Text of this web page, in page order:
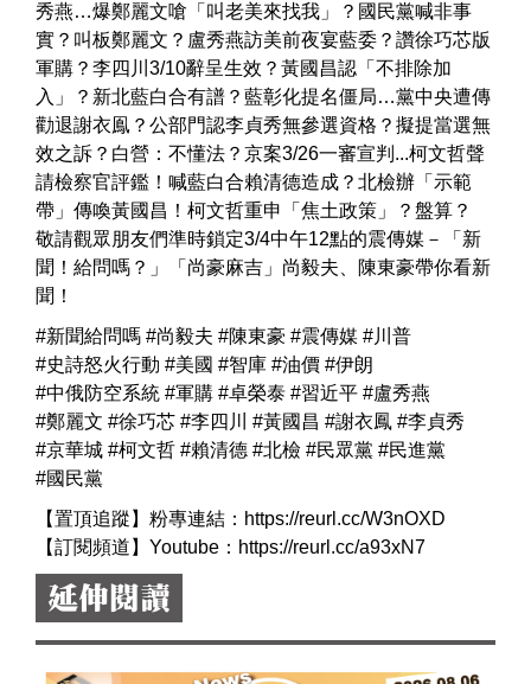
秀燕…爆鄭麗文嗆「叫老美來找我」？國民黨喊非事
實？叫板鄭麗文？盧秀燕訪美前夜宴藍委？讚徐巧芯版
軍購？李四川3/10辭呈生效？黃國昌認「不排除加
入」？新北藍白合有譜？藍彰化提名僵局…黨中央遭傳
勸退謝衣鳯？公部門認李貞秀無參選資格？擬提當選無
效之訴？白營：不懂法？京案3/26一審宣判...柯文哲聲
請檢察官評鑑！喊藍白合賴清德造成？北檢辦「示範
帶」傳喚黃國昌！柯文哲重申「焦土政策」？盤算？
敬請觀眾朋友們準時鎖定3/4中午12點的震傳媒－「新
聞！給問嗎？」「尚豪麻吉」尚毅夫、陳東豪帶你看新
聞！
#新聞給問嗎 #尚毅夫 #陳東豪 #震傳媒 #川普
#史詩怒火行動 #美國 #智庫 #油價 #伊朗
#中俄防空系統 #軍購 #卓榮泰 #習近平 #盧秀燕
#鄭麗文 #徐巧芯 #李四川 #黃國昌 #謝衣鳳 #李貞秀
#京華城 #柯文哲 #賴清德 #北檢 #民眾黨 #民進黨
#國民黨
【置頂追蹤】粉專連結： https://reurl.cc/W3nOXD
【訂閱頻道】Youtube： https://reurl.cc/a93xN7
延伸閱讀